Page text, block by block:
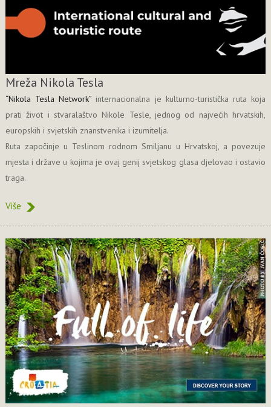
Mreža Nikola Tesla
“Nikola Tesla Network” internacionalna je kulturno-turistička ruta koja
prati život i stvaralaštvo Nikole Tesle, jednog od najvećih hrvatskih,
europskih i svjetskih znanstvenika i izumitelja.
Ruta započinje u Teslinom rodnom Smiljanu u Hrvatskoj, a povezuje
mjesta i države u kojima je ovaj genij svjetskog glasa djelovao i ostavio
traga.
Više